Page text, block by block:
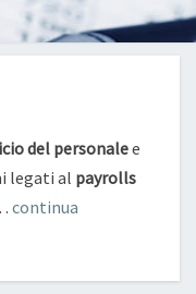
del personalee
legati al payrolls
continua